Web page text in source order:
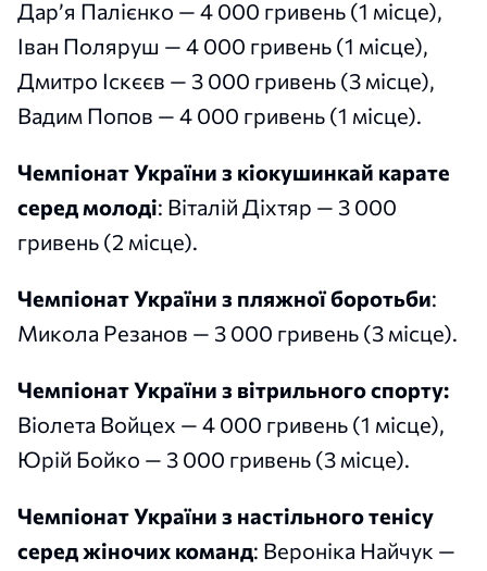
Дар’я Палієнко — 4 000 гривень (1 місце),
Іван Поляруш — 4 000 гривень (1 місце),
Дмитро Іскєєв — 3 000 гривень (3 місце),
Вадим Попов — 4 000 гривень (1 місце).
Чемпіонат України з кіокушинкай карате
серед молоді: Віталій Діхтяр — 3 000
гривень (2 місце).
Чемпіонат України з пляжної боротьби:
Микола Резанов — 3 000 гривень (3 місце).
Чемпіонат України з вітрильного спорту:
Віолета Войцех — 4 000 гривень (1 місце),
Юрій Бойко — 3 000 гривень (3 місце).
Чемпіонат України з настільного тенісу
серед жіночих команд: Вероніка Найчук —